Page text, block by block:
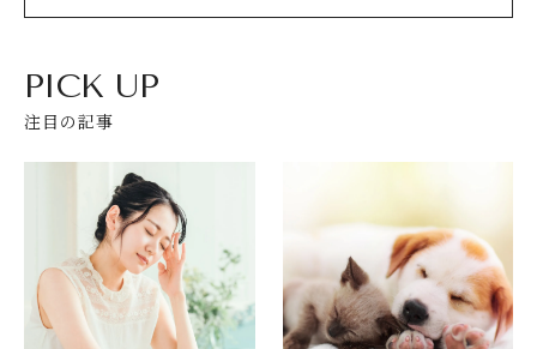
PICK UP
注目の記事